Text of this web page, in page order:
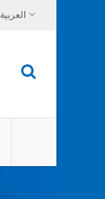
العربية